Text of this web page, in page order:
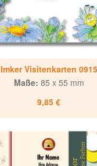
Imker Visitenkarten 0915
9,85 €
Maße: 85 x 55 mm